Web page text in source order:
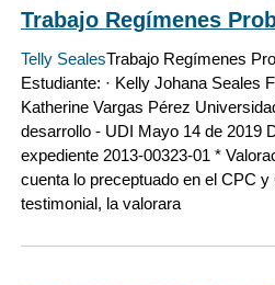
Trabajo Regímenes
Telly SealesTrabajo Regímenes
Estudiante: · Kelly Johana Seales
Katherine Vargas Pérez
desarrollo - UDI Mayo 14 de 2019
expediente 2013-00323-01 *
cuenta lo preceptuado en el CPC
testimonial, la valorara